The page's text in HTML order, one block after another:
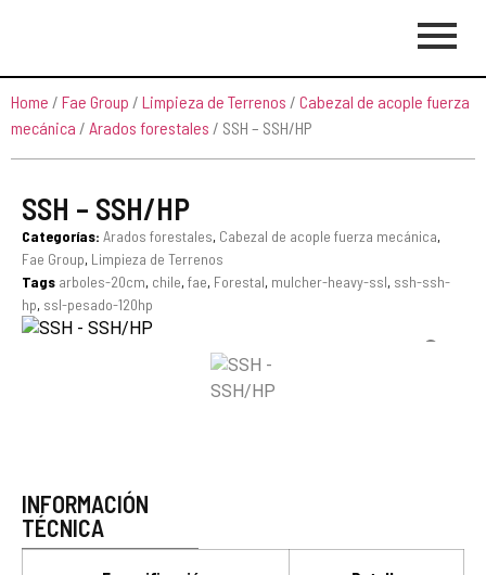
Home / Fae Group / Limpieza de Terrenos / Cabezal de acople fuerza
mecánica / Arados forestales / SSH – SSH/HP
SSH – SSH/HP
Categorías: Arados forestales, Cabezal de acople fuerza mecánica,
Fae Group, Limpieza de Terrenos
Tags arboles-20cm, chile, fae, Forestal, mulcher-heavy-ssl, ssh-ssh-
hp, ssl-pesado-120hp
INFORMACIÓN
TÉCNICA